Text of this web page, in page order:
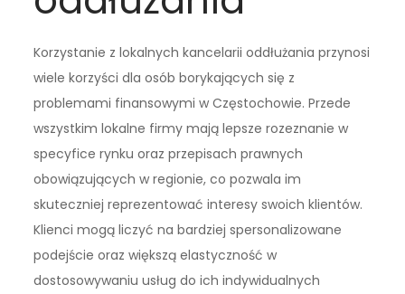
Korzystanie z lokalnych kancelarii oddłużania przynosi
wiele korzyści dla osób borykających się z
problemami finansowymi w Częstochowie. Przede
wszystkim lokalne firmy mają lepsze rozeznanie w
specyfice rynku oraz przepisach prawnych
obowiązujących w regionie, co pozwala im
skuteczniej reprezentować interesy swoich klientów.
Klienci mogą liczyć na bardziej spersonalizowane
podejście oraz większą elastyczność w
dostosowywaniu usług do ich indywidualnych